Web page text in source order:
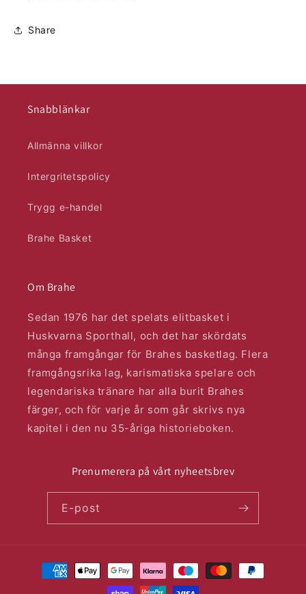
Share
Snabblänkar
Allmänna villkor
Intergritetspolicy
Trygg e-handel
Brahe Basket
Om Brahe
Sedan 1976 har det spelats elitbasket i
Huskvarna Sporthall, och det har skördats
många framgångar för Brahes basketlag. Flera
framgångsrika lag, karismatiska spelare och
legendariska tränare har alla burit Brahes
färger, och för varje år som går skrivs nya
kapitel i den nu 35-åriga historieboken.
Prenumerera på vårt nyheetsbrev
E-post
Betalningsmetoder